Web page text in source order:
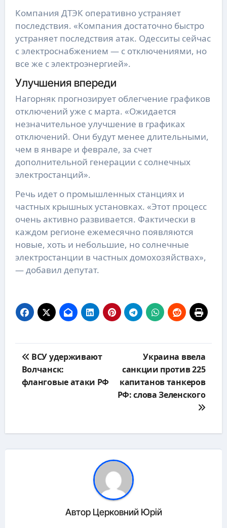
Компания ДТЭК оперативно устраняет
последствия. «Компания достаточно быстро
устраняет последствия атак. Одесситы сейчас
с электроснабжением — с отключениями, но
все же с электроэнергией».
Улучшения впереди
Нагорняк прогнозирует облегчение графиков
отключений уже с марта. «Ожидается
незначительное улучшение в графиках
отключений. Они будут менее длительными,
чем в январе и феврале, за счет
дополнительной генерации с солнечных
электростанций».
Речь идет о промышленных станциях и
частных крышных установках. «Этот процесс
очень активно развивается. Фактически в
каждом регионе ежемесячно появляются
новые, хоть и небольшие, но солнечные
электростанции в частных домохозяйствах»,
— добавил депутат.
по
записям
ВСУ удерживают
Волчанск:
фланговые атаки РФ
Украина ввела
санкции против 225
капитанов танкеров
РФ: слова Зеленского
Автор Церковний Юрій